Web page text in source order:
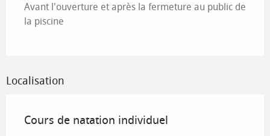
Avant l'ouverture et après la fermeture au public de
la piscine
Localisation
Cours de natation individuel